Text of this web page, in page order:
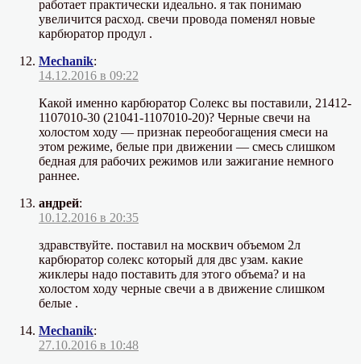
работает практически идеально. я так понимаю
увеличится расход. свечи провода поменял новые
карбюратор продул .
Mechanik:
14.12.2016 в 09:22
Какой именно карбюратор Солекс вы поставили, 21412-
1107010-30 (21041-1107010-20)? Черные свечи на
холостом ходу — признак переобогащения смеси на
этом режиме, белые при движении — смесь слишком
бедная для рабочих режимов или зажигание немного
раннее.
андрей:
10.12.2016 в 20:35
здравствуйте. поставил на москвич объемом 2л
карбюратор солекс который для двс узам. какие
жиклеры надо поставить для этого объема? и на
холостом ходу черные свечи а в движение слишком
белые .
Mechanik:
27.10.2016 в 10:48